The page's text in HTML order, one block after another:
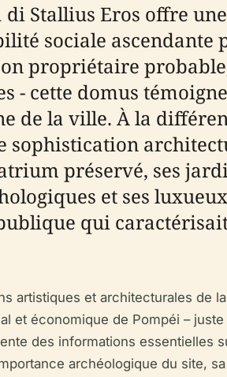
Stallius Eros offre
sociale ascendante
propriétaire
- cette domus
de la ville. À la
sophistication
préservé, ses
et ses
qui
artistiques et architecturales de
et économique de Pompéi –
des informations essentielles
archéologique du site,